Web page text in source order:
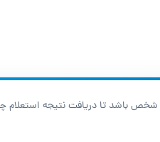
باشد تا دریافت نتیجه استعلام